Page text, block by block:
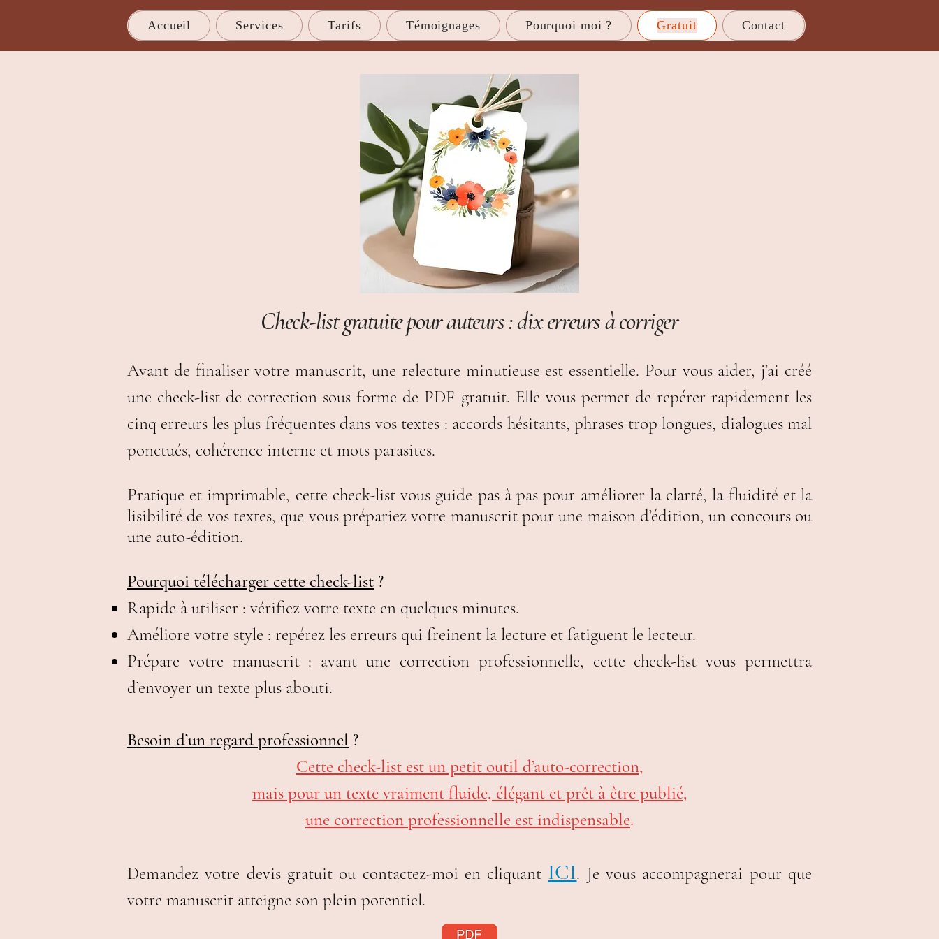
Accueil Services Tarifs Témoignages Pourquoi moi ? Gratuit Contact
Check-list gratuite pour auteurs : dix erreurs à corriger
Avant de finaliser votre manuscrit, une relecture minutieuse est essentielle. Pour vous aider, j’ai créé
une check-list de correction sous forme de PDF gratuit. Elle vous permet de repérer rapidement les
cinq erreurs les plus fréquentes dans vos textes : accords hésitants,phrases trop longues, dialogues mal
ponctués, cohérence interne et mots parasites.
Pratique et imprimable, cette check-list vous guide pas à pas pour améliorer la clarté, la fluidité et la
lisibilité de vos textes, que vous prépariez votre manuscrit pour une maison d’édition, un concours ou
une auto-édition.
Pourquoi télécharger cette check-list ?
Rapide à utiliser : vérifiez votre texte en quelques minutes.
Améliore votre style : repérez les erreurs qui freinent la lecture et fatiguent le lecteur.
Prépare votre manuscrit : avant une correction professionnelle, cette check-list vous permettra
d’envoyer un texte plus abouti.
Besoin d’un regard professionnel ?
Cette check-list est un petit outil d’auto-correction,
mais pour un texte vraiment fluide, élégant et prêt à être publié,
une correction professionnelle est indispensable.
Demandez votre devis gratuit ou contactez-moi en cliquant ICI. Je vous accompagnerai pour que
votre manuscrit atteigne son plein potentiel.